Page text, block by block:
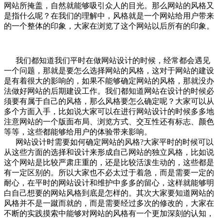
网站所掩盖，自然就能够吸引众人的目光。那么网站的风格又
是指什么呢？在我们的理解中，风格就是一个网站给用户带来
的一个整体的印象，大家在浏览了这个网站以后所有的印象。
我们都知道我们平时在做网站设计的时候，经常都会遇见
一个问题，那就是要怎么选择网站的风格，这对于网站的建设
是有着很大的影响的，如果不能够确定网站的风格，那就没办
法做好网站的后期建设工作。我们都知道网站在设计的时候必
须要有属于自己的风格，那么风格要怎么确定呢？大家可以从
多个方面入手，比如说大家可以在进行网站设计的时候多多地
注意网站的一个版面布局、浏览方式、交互性还有标志、颜色
等等，这些都能够给用户的体验带来影响。
网站设计时需要如何确定网站的风格?大家平时的时候可以
从这些方面的选择和设计来形成自己网站的独立风格，比如说
这个网站是比较严肃庄重的，还是比较活泼生动的，这些都是
有一定区别的。所以大家也不必太过于着急，而是需要一定的
耐心，在平时的网站设计和维护中多多的留心，这样就能够明
白自己想要的网站风格到底是怎样的。其次大家要知道网站的
风格并不是一蹴而就的，而是需要经过多次的修改的，大家在
不断的实践摸索中能够对网站的风格有一个更加深刻的认知，